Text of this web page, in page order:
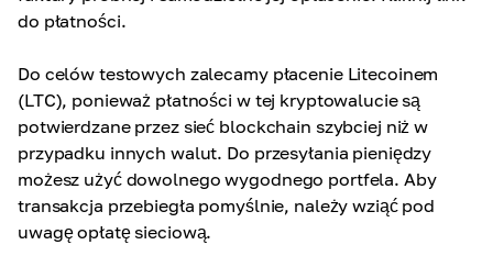
do płatności.
Do celów testowych zalecamy płacenie Litecoinem
(LTC), ponieważ płatności w tej kryptowalucie są
potwierdzane przez sieć blockchain szybciej niż w
przypadku innych walut. Do przesyłania pieniędzy
możesz użyć dowolnego wygodnego portfela. Aby
transakcja przebiegła pomyślnie, należy wziąć pod
uwagę opłatę sieciową.